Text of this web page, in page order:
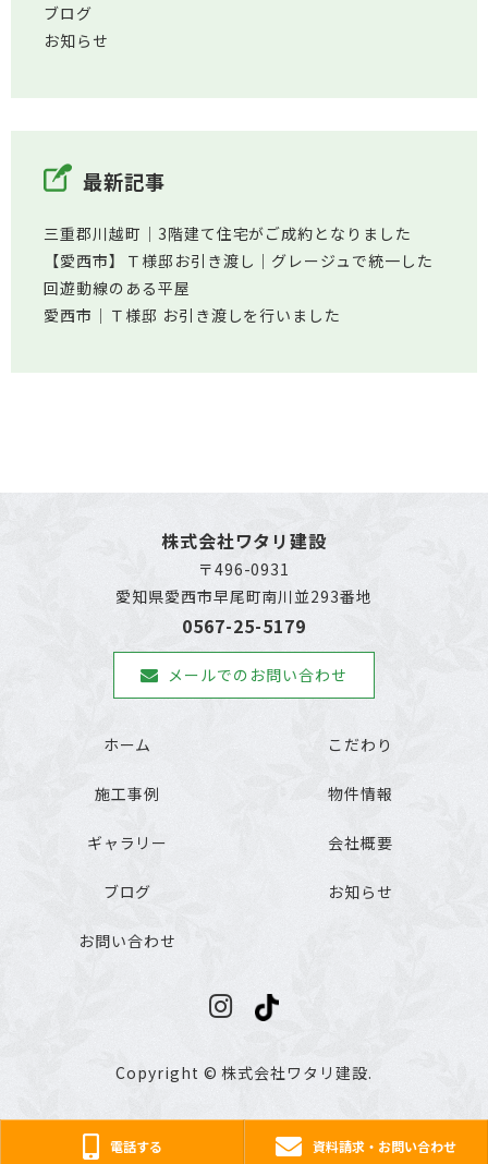
ブログ
お知らせ
最新記事
三重郡川越町│3階建て住宅がご成約となりました
【愛西市】Ｔ様邸お引き渡し｜グレージュで統一した
回遊動線のある平屋
愛西市│Ｔ様邸 お引き渡しを行いました
株式会社ワタリ建設
〒496-0931
愛知県愛西市早尾町南川並293番地
0567-25-5179
メールでのお問い合わせ
ホーム こだわり
施工事例 物件情報
ギャラリー 会社概要
ブログ お知らせ
お問い合わせ
Copyright © 株式会社ワタリ建設.
電話する 資料請求・お問い合わせ